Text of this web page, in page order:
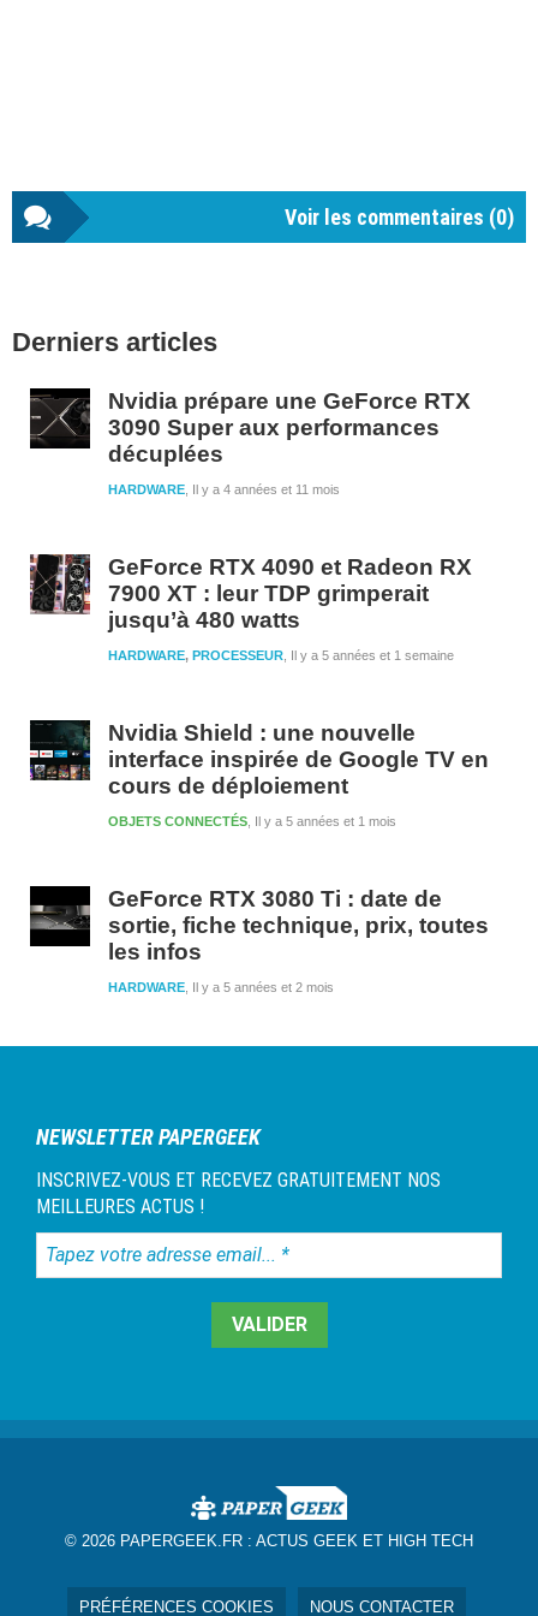
Voir les commentaires (0)
latérale
Derniers articles
Nvidia prépare une GeForce RTX
3090 Super aux performances
décuplées
Il y a 4 années et 11 mois
HARDWARE
GeForce RTX 4090 et Radeon RX
7900 XT : leur TDP grimperait
jusqu’à 480 watts
Il y a 5 années et 1 semaine
HARDWARE, PROCESSEUR
Nvidia Shield : une nouvelle
interface inspirée de Google TV en
cours de déploiement
Il y a 5 années et 1 mois
OBJETS CONNECTÉS
GeForce RTX 3080 Ti : date de
sortie, fiche technique, prix, toutes
les infos
Il y a 5 années et 2 mois
HARDWARE
NEWSLETTER PAPERGEEK
INSCRIVEZ-VOUS ET RECEVEZ GRATUITEMENT NOS
MEILLEURES ACTUS !
Tapez
votre
© 2026 PAPERGEEK.FR : ACTUS GEEK ET HIGH TECH
PRÉFÉRENCES COOKIES NOUS CONTACTER